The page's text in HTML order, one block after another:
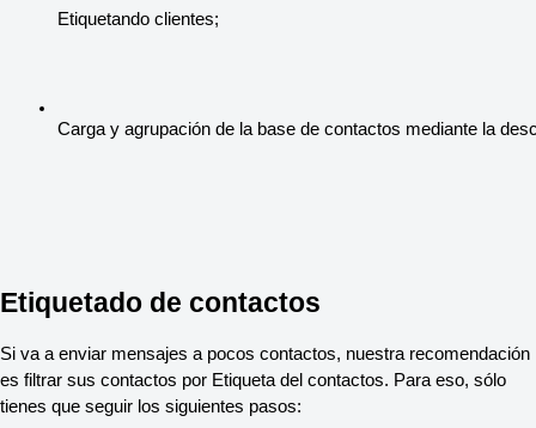
Etiquetando clientes;
Carga y agrupación de la base de contactos mediante la
Etiquetado de contactos
Si va a enviar mensajes a pocos contactos, nuestra recomendación
es filtrar sus contactos por Etiqueta del contactos. Para eso, sólo
tienes que seguir los siguientes pasos: